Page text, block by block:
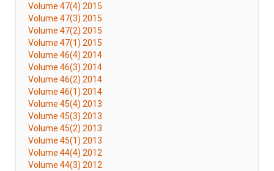
Volume 47(4) 2015
Volume 47(3) 2015
Volume 47(2) 2015
Volume 47(1) 2015
Volume 46(4) 2014
Volume 46(3) 2014
Volume 46(2) 2014
Volume 46(1) 2014
Volume 45(4) 2013
Volume 45(3) 2013
Volume 45(2) 2013
Volume 45(1) 2013
Volume 44(4) 2012
Volume 44(3) 2012